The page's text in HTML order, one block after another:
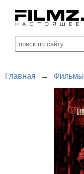
Главная → Фильмы